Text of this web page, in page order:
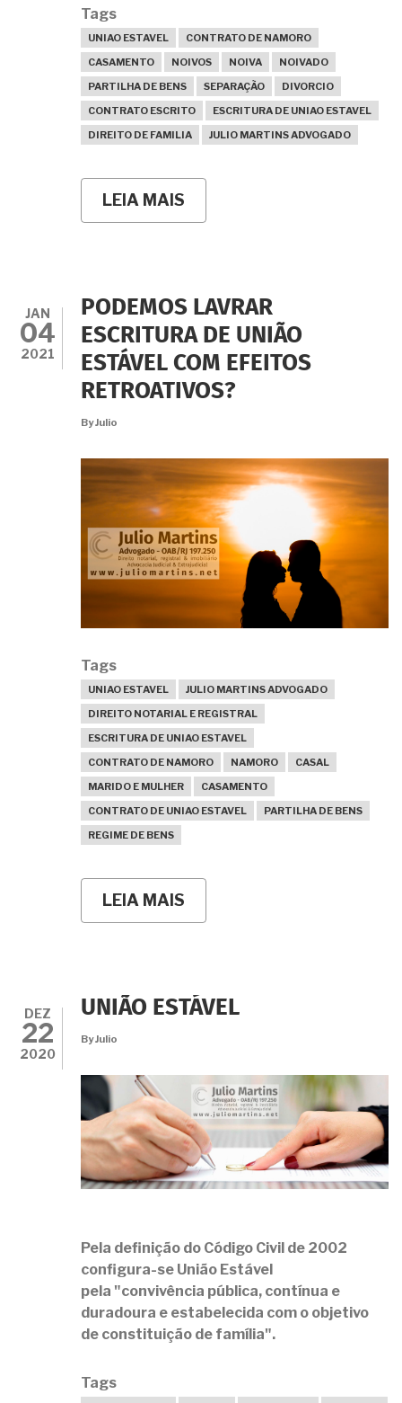
Tags
UNIAO ESTAVEL
CONTRATO DE NAMORO
CASAMENTO
NOIVOS NOIVA
NOIVADO
PARTILHA DE BENS
SEPARAÇÃO
DIVORCIO
CONTRATO ESCRITO
ESCRITURA DE UNIAO ESTAVEL
DIREITO DE FAMILIA
JULIO MARTINS ADVOGADO
LEIA MAIS
VOCÊ
EM
UNIÃO
ESTÁVEL
SEM
CONTRATO
ESCRITO,
SEM
INSEGURANÇA?
JAN
04
2021
PODEMOS LAVRAR
ESCRITURA DE UNIÃO
ESTÁVEL COM EFEITOS
RETROATIVOS?
ByJulio
Tags
UNIAO ESTAVEL
JULIO MARTINS ADVOGADO
DIREITO NOTARIAL E REGISTRAL
ESCRITURA DE UNIAO ESTAVEL
CONTRATO DE NAMORO
NAMORO
CASAL
MARIDO E MULHER
CASAMENTO
CONTRATO DE UNIAO ESTAVEL
PARTILHA DE BENS
REGIME DE BENS
LEIA MAIS
PODEMOS
ESTÁVEL
COM
DEZ
22
2020
UNIÃO ESTÁVEL
ByJulio
Pela definição do Código Civil de 2002
configura-se União Estável
pela "convivência pública, contínua e
duradoura e estabelecida com o objetivo
de constituição de família".
Tags